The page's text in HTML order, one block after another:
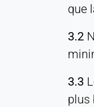
que
3.2
3.3
plus
Utilisées
LinkedIn
bcookie,